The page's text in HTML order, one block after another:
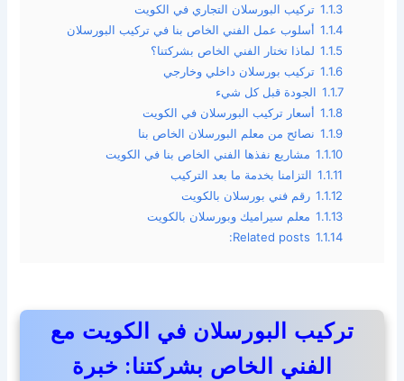
1.1.3 تركيب البورسلان التجاري في الكويت
1.1.4 أسلوب عمل الفني الخاص بنا في تركيب البورسلان
1.1.5 لماذا تختار الفني الخاص بشركتنا؟
1.1.6 تركيب بورسلان داخلي وخارجي
1.1.7 الجودة قبل كل شيء
1.1.8 أسعار تركيب البورسلان في الكويت
1.1.9 نصائح من معلم البورسلان الخاص بنا
1.1.10 مشاريع نفذها الفني الخاص بنا في الكويت
1.1.11 التزامنا بخدمة ما بعد التركيب
1.1.12 رقم فني بورسلان بالكويت
1.1.13 معلم سيراميك وبورسلان بالكويت
1.1.14
Related posts:
تركيب البورسلان في الكويت مع
الفني الخاص بشركتنا: خبرة